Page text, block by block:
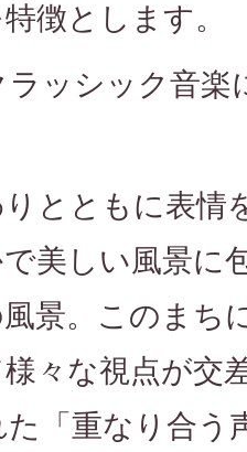
徴とします。
ッシック音楽
とともに表情
美しい風景に
景。このまち
々な視点が交
た「重なり合う